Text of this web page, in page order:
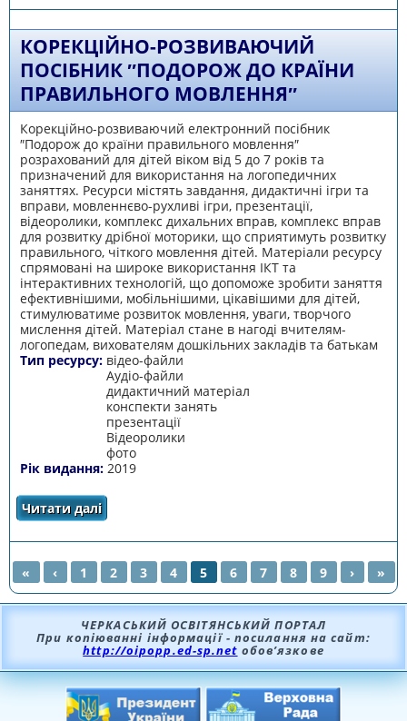
КОРЕКЦІЙНО-РОЗВИВАЮЧИЙ
ПОСІБНИК ″ПОДОРОЖ ДО КРАЇНИ
ПРАВИЛЬНОГО МОВЛЕННЯ″
Корекційно-розвиваючий електронний посібник
″Подорож до країни правильного мовлення″
розрахований для дітей віком від 5 до 7 років та
призначений для використання на логопедичних
заняттях. Ресурси містять завдання, дидактичні ігри та
вправи, мовленнєво-рухливі ігри, презентації,
відеоролики, комплекс дихальних вправ, комплекс вправ
для розвитку дрібної моторики, що сприятимуть розвитку
правильного, чіткого мовлення дітей. Матеріали ресурсу
спрямовані на широке використання ІКТ та
інтерактивних технологій, що допоможе зробити заняття
ефективнішими, мобільнішими, цікавішими для дітей,
стимулюватиме розвиток мовлення, уваги, творчого
мислення дітей. Матеріал стане в нагоді вчителям-
логопедам, вихователям дошкільних закладів та батькам
Тип ресурсу: відео-файли
Аудіо-файли
дидактичний матеріал
конспекти занять
презентації
Відеоролики
фото
Рік видання: 2019
Читати далі
″Подорож до країни правильного мовлення″
СТОРІНКИ
« ‹ 1 2 3 4 5 6 7 8 9 › »
ЧЕРКАСЬКИЙ ОСВІТЯНСЬКИЙ ПОРТАЛ
При копіюванні інформації - посилання на сайт:
http://oipopp.ed-sp.net обов’язкове